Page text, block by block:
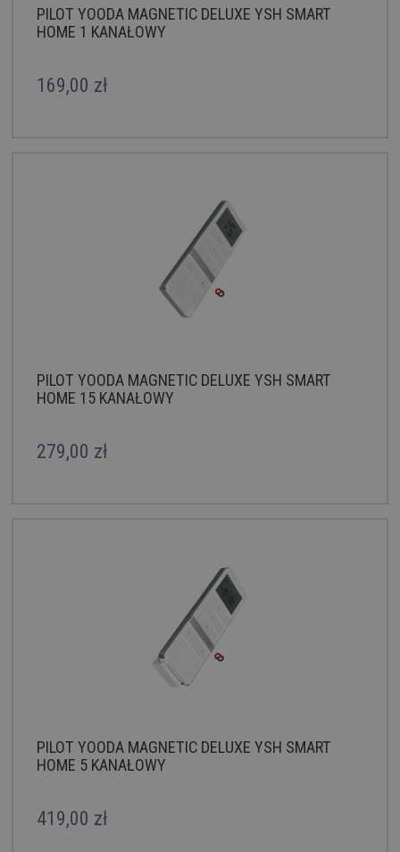
PILOT YOODA MAGNETIC DELUXE YSH SMART
HOME 1 KANAŁOWY
169,00 zł
PILOT YOODA MAGNETIC DELUXE YSH SMART
HOME 15 KANAŁOWY
279,00 zł
PILOT YOODA MAGNETIC DELUXE YSH SMART
HOME 5 KANAŁOWY
419,00 zł